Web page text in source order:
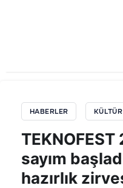
HABERLER
sayım
hazırlık